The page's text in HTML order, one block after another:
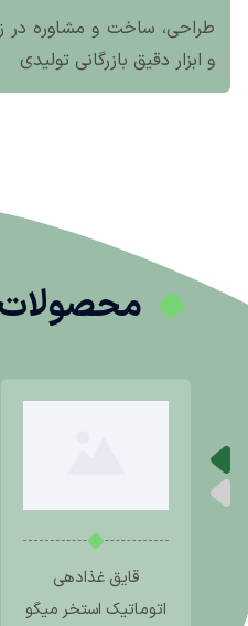
طراحی، ساخت و مشاوره در
و ابزار دقیق بازرگانی تولیدی
قایق غذادهی
اتوماتیک استخر میگو